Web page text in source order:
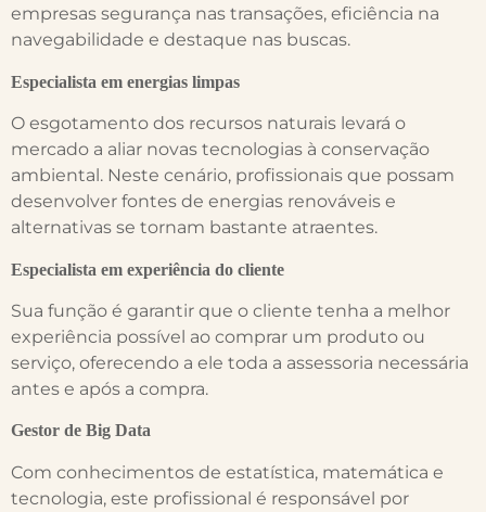
empresas segurança nas transações, eficiência na
navegabilidade e destaque nas buscas.
Especialista em energias limpas
O esgotamento dos recursos naturais levará o
mercado a aliar novas tecnologias à conservação
ambiental. Neste cenário, profissionais que possam
desenvolver fontes de energias renováveis e
alternativas se tornam bastante atraentes.
Especialista em experiência do cliente
Sua função é garantir que o cliente tenha a melhor
experiência possível ao comprar um produto ou
serviço, oferecendo a ele toda a assessoria necessária
antes e após a compra.
Gestor de Big Data
Com conhecimentos de estatística, matemática e
tecnologia, este profissional é responsável por